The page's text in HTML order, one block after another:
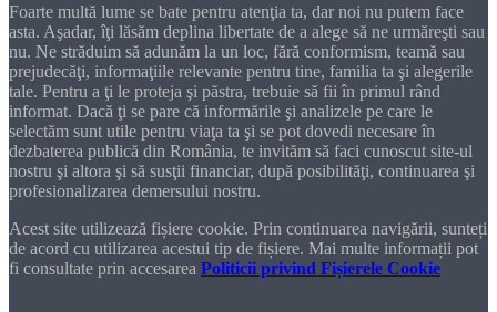
Foarte multă lume se bate pentru atenţia ta, dar noi nu putem face
asta. Aşadar, îţi lăsăm deplina libertate de a alege să ne urmăreşti sau
nu. Ne străduim să adunăm la un loc, fără conformism, teamă sau
prejudecăţi, informaţiile relevante pentru tine, familia ta şi alegerile
tale. Pentru a ţi le proteja şi păstra, trebuie să fii în primul rând
informat. Dacă ţi se pare că informările şi analizele pe care le
selectăm sunt utile pentru viaţa ta şi se pot dovedi necesare în
dezbaterea publică din România, te invităm să faci cunoscut site-ul
nostru şi altora şi să susţii financiar, după posibilităţi, continuarea şi
profesionalizarea demersului nostru.
Acest site utilizează fișiere cookie. Prin continuarea navigării, sunteți
de acord cu utilizarea acestui tip de fișiere. Mai multe informații pot
fi consultate prin accesarea Politicii privind Fișierele Cookie